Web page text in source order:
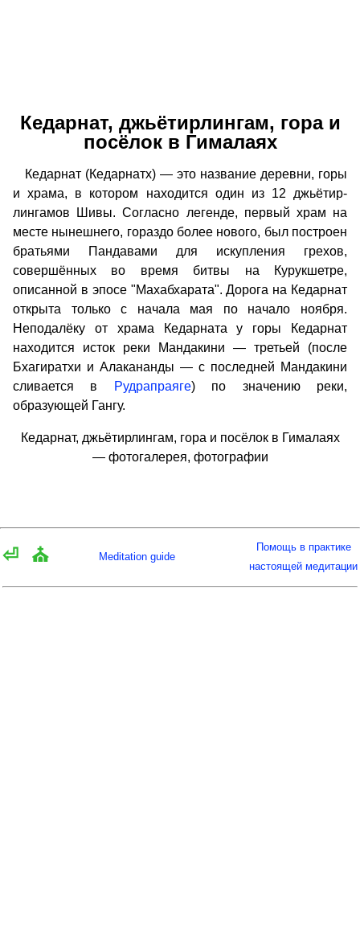
Кедарнат, джьётирлингам, гора и
посёлок в Гималаях
Кедарнат (Кедарнатх) — это название деревни, горы
и храма, в котором находится один из 12 джьётир-
лингамов Шивы. Согласно легенде, первый храм на
месте нынешнего, гораздо более нового, был построен
братьями Пандавами для искупления грехов,
совершённых во время битвы на Курукшетре,
описанной в эпосе "Махабхарата". Дорога на Кедарнат
открыта только с начала мая по начало ноября.
Неподалёку от храма Кедарната у горы Кедарнат
находится исток реки Мандакини — третьей (после
Бхагиратхи и Алакананды — с последней Мандакини
сливается в
Рудрапраяге) по значению реки,
образующей Гангу.
Кедарнат, джьётирлингам, гора и посёлок в Гималаях
— фотогалерея, фотографии
⏎ ⛪ Meditation guide
Помощь в практике
настоящей медитации